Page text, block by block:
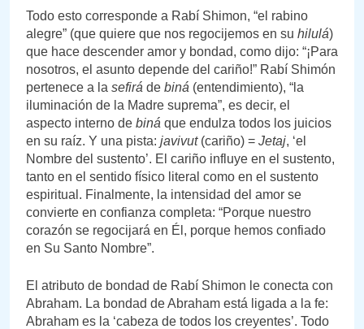
Todo esto corresponde a Rabí Shimon, “el rabino
alegre” (que quiere que nos regocijemos en su hilulá)
que hace descender amor y bondad, como dijo: “¡Para
nosotros, el asunto depende del cariño!” Rabí Shimón
pertenece a la sefirá de biná (entendimiento), “la
iluminación de la Madre suprema”, es decir, el
aspecto interno de biná que endulza todos los juicios
en su raíz. Y una pista: javivut(cariño) = Jetaj, ‘el
Nombre del sustento’. El cariño influye en el sustento,
tanto en el sentido físico literal como en el sustento
espiritual. Finalmente, la intensidad del amor se
convierte en confianza completa: “Porque nuestro
corazón se regocijará en Él, porque hemos confiado
en Su Santo Nombre”.
El atributo de bondad de Rabí Shimon le conecta con
Abraham. La bondad de Abraham está ligada a la fe:
Abraham es la ‘cabeza de todos los creyentes’. Todo